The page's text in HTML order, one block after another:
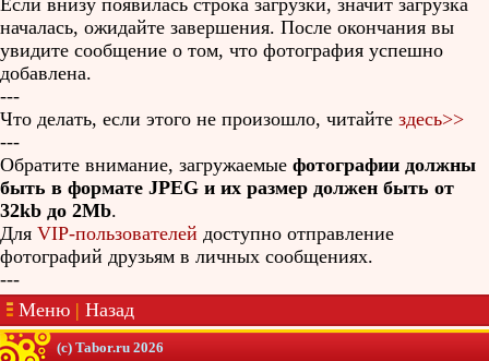
Если внизу появилась строка загрузки, значит загрузка
началась, ожидайте завершения. После окончания вы
увидите сообщение о том, что фотография успешно
добавлена.
---
Что делать, если этого не произошло, читайте здесь>>
---
Обратите внимание, загружаемые фотографии должны
быть в формате JPEG и их размер должен быть от
32kb до 2Mb.
Для VIP-пользователей доступно отправление
фотографий друзьям в личных сообщениях.
---
Меню | Назад
(c) Tabor.ru 2026